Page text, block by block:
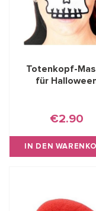
Totenkopf-
für
€2.90
IN DEN